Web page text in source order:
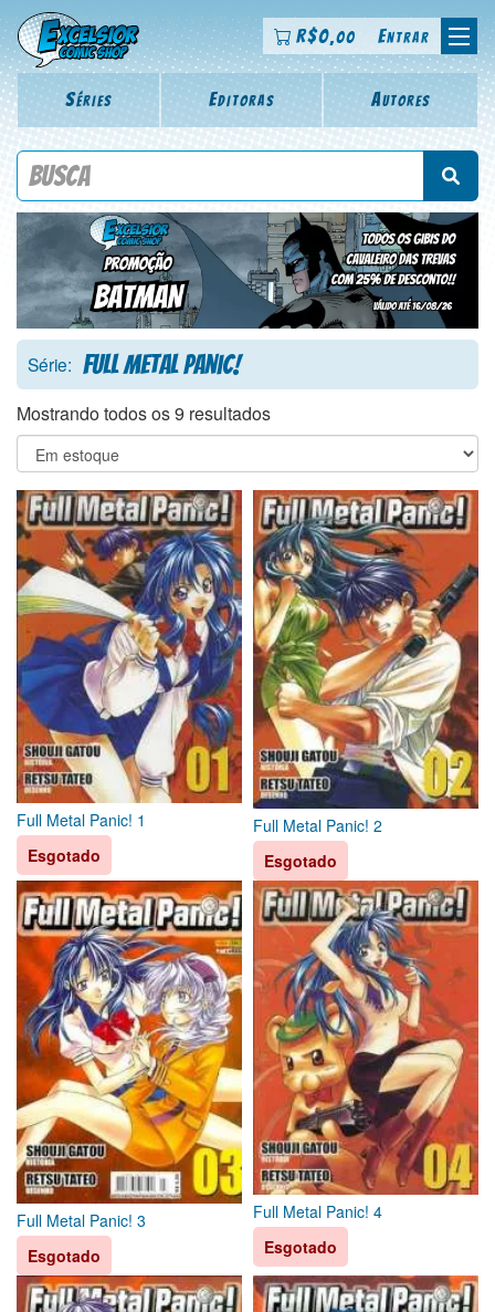
R$0,00 Entrar
Séries Editoras Autores
Procure por título da revista, personagem, série, escritor,
Série: Full Metal Panic!
Mostrando todos os 9 resultados
Full Metal Panic! 1
Esgotado
Full Metal Panic! 2
Esgotado
Full Metal Panic! 3
Esgotado
Full Metal Panic! 4
Esgotado